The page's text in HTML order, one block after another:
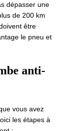
dépasser une
de 200 km
être
le pneu et
anti-
vous avez
les étapes à